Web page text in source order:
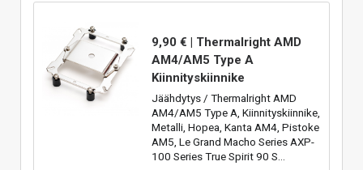
9,90 € | Thermalright AMD
AM4/AM5 Type A
Kiinnityskiinnike
Jäähdytys / Thermalright AMD
AM4/AM5 Type A, Kiinnityskiinnike,
Metalli, Hopea, Kanta AM4, Pistoke
AM5, Le Grand Macho Series AXP-
100 Series True Spirit 90 S...